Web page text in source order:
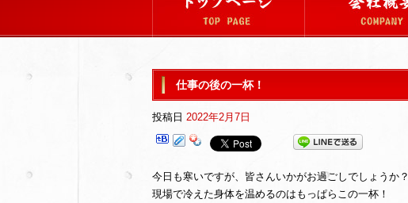
仕事の後の一杯！
投稿日 2022年2月7日
今日も寒いですが、皆さんいかがお過ごしでしょうか？
現場で冷えた身体を温めるのはもっぱらこの一杯！